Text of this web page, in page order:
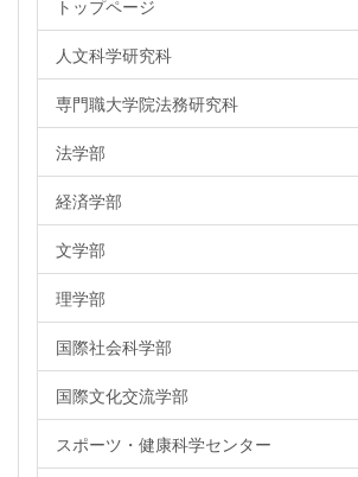
トップページ
人文科学研究科
専門職大学院法務研究科
法学部
経済学部
文学部
理学部
国際社会科学部
国際文化交流学部
スポーツ・健康科学センター